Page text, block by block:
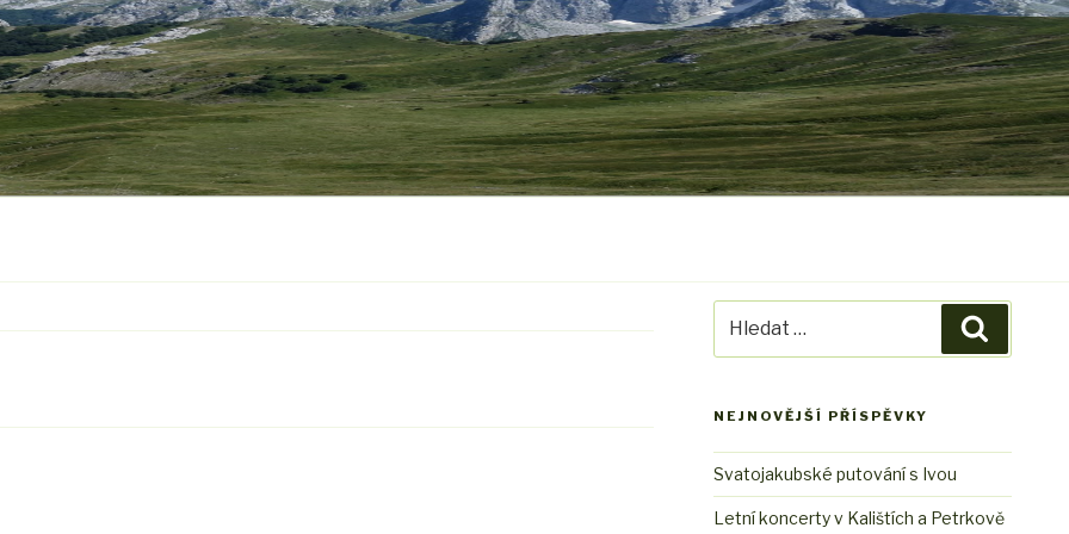
NEJNOVĚJŠÍ PŘÍSPĚVKY
Svatojakubské putování s Ivou
Letní koncerty v Kalištích a Petrkově